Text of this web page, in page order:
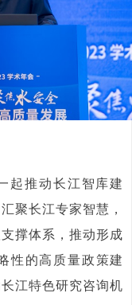
起推动长江智库建
聚长江专家智慧，
撑体系，推动形成
性的高质量政策建
江特色研究咨询机